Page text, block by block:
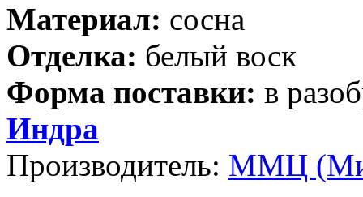
Материал: сосна
Отделка: белый воск
Форма поставки: в
Индра
Производитель: ММЦ